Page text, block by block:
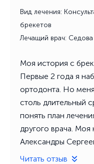
Вид лечения:
брекетов
Лечащий врач:
Моя история с
Первые 2 года я
ортодонта. Но меня
столь длительный
понять план
другого врача.
Александры
Читать отзыв